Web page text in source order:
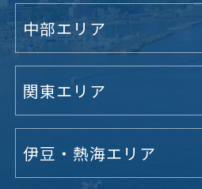
中部エリア
関東エリア
伊豆・熱海エリア